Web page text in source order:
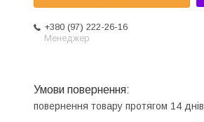
+380 (97) 222-26-16
Менеджер
повернення товару протягом 14 днів